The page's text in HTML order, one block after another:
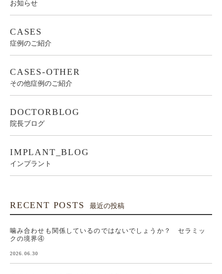
お知らせ
CASES
症例のご紹介
CASES-OTHER
その他症例のご紹介
DOCTORBLOG
院長ブログ
IMPLANT_BLOG
インプラント
RECENT POSTS 最近の投稿
噛み合わせも関係しているのではないでしょうか？ セラミッ
クの境界④
2026.06.30